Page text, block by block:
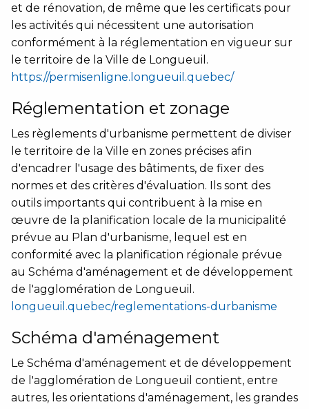
et de rénovation, de même que les certificats pour
les activités qui nécessitent une autorisation
conformément à la réglementation en vigueur sur
le territoire de la Ville de Longueuil.
https://permisenligne.longueuil.quebec/
Réglementation et zonage
Les règlements d'urbanisme permettent de diviser
le territoire de la Ville en zones précises afin
d'encadrer l'usage des bâtiments, de fixer des
normes et des critères d'évaluation. Ils sont des
outils importants qui contribuent à la mise en
œuvre de la planification locale de la municipalité
prévue au Plan d'urbanisme, lequel est en
conformité avec la planification régionale prévue
au Schéma d'aménagement et de développement
de l'agglomération de Longueuil.
longueuil.quebec/reglementations-durbanisme
Schéma d'aménagement
Le Schéma d'aménagement et de développement
de l'agglomération de Longueuil contient, entre
autres, les orientations d'aménagement, les grandes